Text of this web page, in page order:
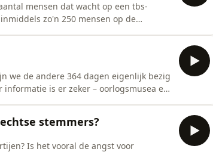
mensen dat wacht op een tbs-
zo'n 250 mensen op de
we de andere 364 dagen eigenlijk bezig
stemmers?
Is het vooral de angst voor